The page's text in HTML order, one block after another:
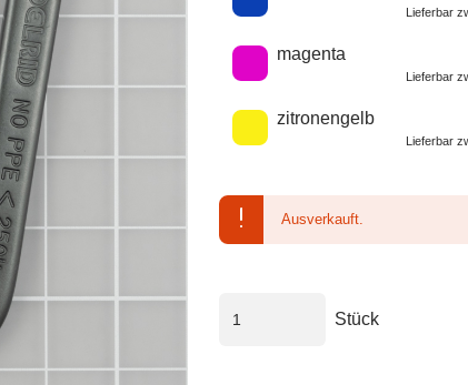
Lieferbar
magenta
Lieferbar
zitronengelb
Lieferbar
Ausverkauft.
Stück